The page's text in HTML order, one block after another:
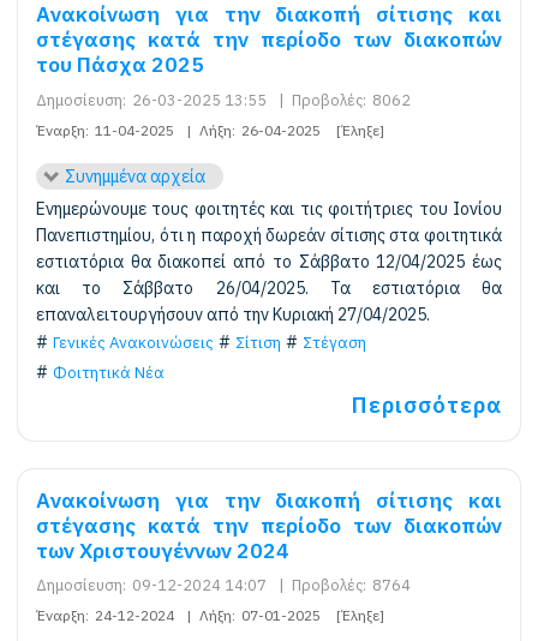
Ανακοίνωση για την διακοπή σίτισης και
στέγασης κατά την περίοδο των διακοπών
του Πάσχα 2025
Δημοσίευση: 26-03-2025 13:55 | Προβολές: 8062
Έναρξη: 11-04-2025 | Λήξη: 26-04-2025 [Έληξε]
Συνημμένα αρχεία
Ενημερώνουμε τους φοιτητές και τις φοιτήτριες του Ιονίου
Πανεπιστημίου, ότι η παροχή δωρεάν σίτισης στα φοιτητικά
εστιατόρια θα διακοπεί από το Σάββατο 12/04/2025 έως
και το Σάββατο 26/04/2025. Τα εστιατόρια θα
επαναλειτουργήσουν από την Κυριακή 27/04/2025.
Γενικές Ανακοινώσεις
Σίτιση
Στέγαση
Φοιτητικά Νέα
Περισσότερα
Ανακοίνωση για την διακοπή σίτισης και
στέγασης κατά την περίοδο των διακοπών
των Χριστουγέννων 2024
Δημοσίευση: 09-12-2024 14:07 | Προβολές: 8764
Έναρξη: 24-12-2024 | Λήξη: 07-01-2025 [Έληξε]